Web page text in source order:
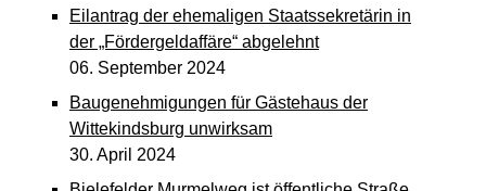
Eilantrag der ehemaligen Staatssekretärin in
der „Fördergeldaffäre“ abgelehnt
06. September 2024
Baugenehmigungen für Gästehaus der
Wittekindsburg unwirksam
30. April 2024